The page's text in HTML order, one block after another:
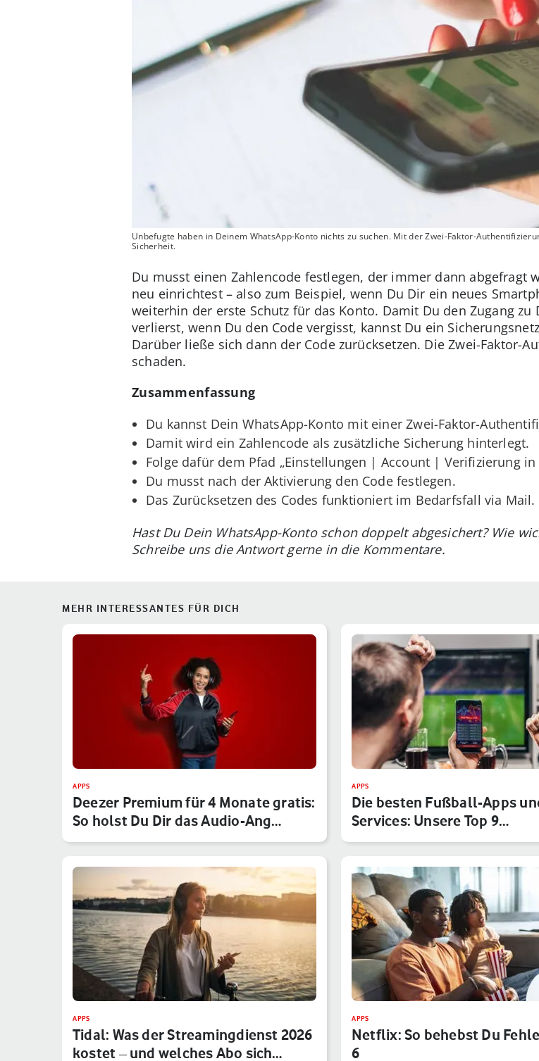
Unbefugte haben in Deinem WhatsApp-Konto nichts zu suchen. Mit der Zwei-Faktor-
Sicherheit.
Du musst einen Zahlencode festlegen, der immer dann abgefragt
neu einrichtest – also zum Beispiel, wenn Du Dir ein neues
weiterhin der erste Schutz für das Konto. Damit Du den Zugang
verlierst, wenn Du den Code vergisst, kannst Du ein
Darüber ließe sich dann der Code zurücksetzen. Die Zwei-Faktor-
schaden.
Zusammenfassung
Du kannst Dein WhatsApp-Konto mit einer Zwei-Faktor-
Damit wird ein Zahlencode als zusätzliche Sicherung hinterlegt.
Folge dafür dem Pfad „Einstellungen | Account | Verifizierung in
Du musst nach der Aktivierung den Code festlegen.
Das Zurücksetzen des Codes funktioniert im Bedarfsfall via Mail.
Hast Du Dein WhatsApp-Konto schon doppelt abgesichert? Wie
Schreibe uns die Antwort gerne in die Kommentare.
MEHR INTERESSANTES FÜR DICH
APPS
Deezer Premium für 4 Monate gratis:
So holst Du Dir das Audio-Ang…
APPS
Die besten Fußball-Apps
Services: Unsere Top 9
Anwendungen f…
APPS
Tidal: Was der Streamingdienst 2026
kostet – und welches Abo sich…
APPS
Netflix: So behebst Du
6